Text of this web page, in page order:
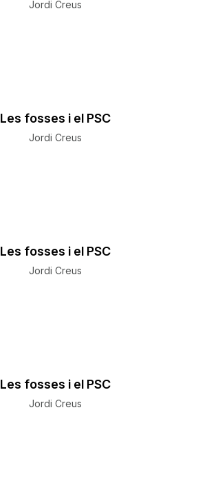
Jordi Creus
Les fosses i el PSC
Jordi Creus
Les fosses i el PSC
Jordi Creus
Les fosses i el PSC
Jordi Creus